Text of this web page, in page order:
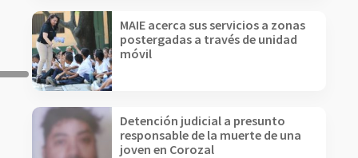
MAIE acerca sus servicios a zonas
postergadas a través de unidad
móvil
Detención judicial a presunto
responsable de la muerte de una
joven en Corozal